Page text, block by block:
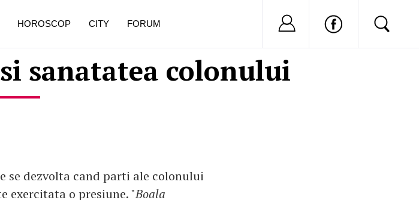
sanatatea colonului
se dezvolta cand parti ale colonului
exercitata o presiune. "Boala
HOROSCOP CITY FORUM Nu ai cont?
ce înaintezi în vârstă